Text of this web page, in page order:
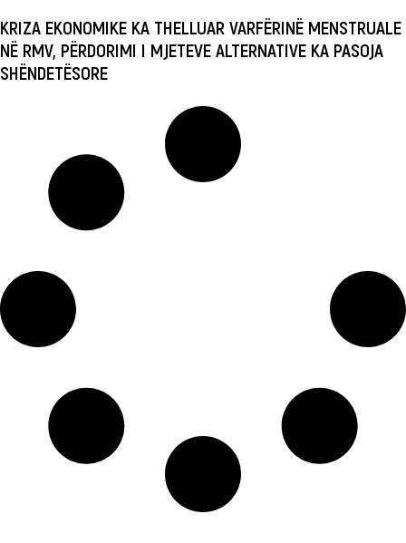
KRIZA EKONOMIKE KA THELLUAR VARFËRINË MENSTRUALE
NË RMV, PËRDORIMI I MJETEVE ALTERNATIVE KA PASOJA
SHËNDETËSORE